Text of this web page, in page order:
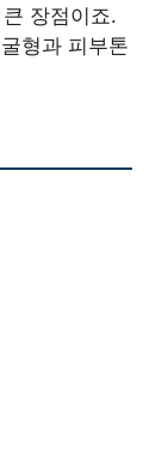
장점이죠.
형과 피부톤